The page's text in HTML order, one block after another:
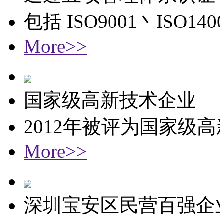
包括 ISO9001丶
More>>
国家级高新技术企业
2012年被评为国家级
More>>
深圳宝安区民营百强企